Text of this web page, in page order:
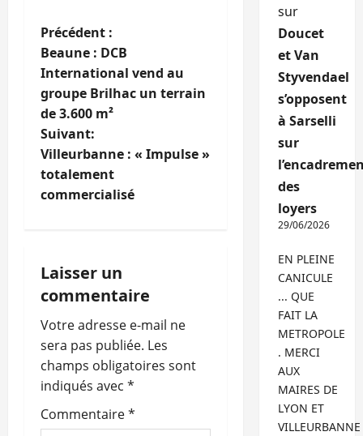
N
a
v
i
g
a
i
o
n
d
’
Précédent :
Beaune : DCB
International vend au
groupe Brilhac un terrain
de 3.600 m²
Suivant:
Villeurbanne : « Impulse »
totalement
commercialisé
Laisser un
commentaire
Votre adresse e-mail ne
sera pas publiée. Les
champs obligatoires sont
indiqués avec *
Commentaire*
sur
Doucet
et Van
Styvendael
s’opposent
à Sarselli
sur
des
loyers
29/06/2026
EN PLEINE
CANICULE
... QUE
FAIT LA
METROPOLE
. MERCI
AUX
MAIRES DE
LYON ET
VILLEURBANNE